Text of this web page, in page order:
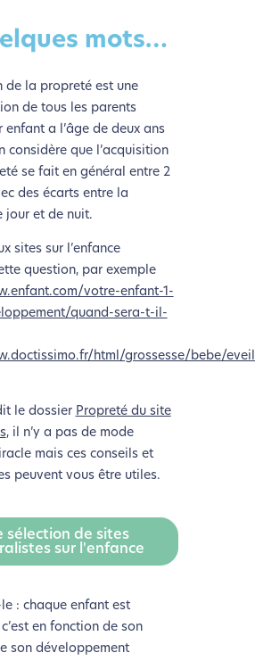
mots…
de la propreté est une
de tous les parents
enfant a l’âge de deux ans
considère que l’acquisition
se fait en général entre 2
des écarts entre la
jour et de nuit.
sites sur l’enfance
question, par exemple
votre-enfant-1-
quand-sera-t-il-
html/grossesse/bebe/
le dossier Propreté du site
, il n’y a pas de mode
mais ces conseils et
peuvent vous être utiles.
sélection de sites
sur l'enfance
: chaque enfant est
en fonction de son
son développement